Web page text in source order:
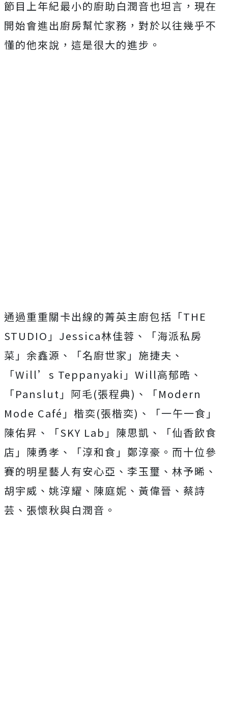
節目上年紀最小的廚助白潤音也坦言， 現在
開始會進出廚房幫忙家務，對於以往幾乎不
懂的他來說， 這是很大的進步。
通過重重關卡出線的菁英主廚包括「THE
STUDIO 」 Jessica林佳蓉、「海派私房
菜」余鑫源、「名廚世家」施捷夫、
「Will’s Teppanyaki 」 Will高郁晧、
「Panslut 」阿毛(張程典) 、「Modern
Mode Café 」楷奕(張楷奕) 、「一午一食」
陳佑昇、「SKY Lab 」陳思凱、「仙香飲食
店」陳勇孝、「淳和食」鄭淳豪。 而十位參
賽的明星藝人有安心亞、李玉璽、林予晞、
胡宇威、 姚淳耀、陳庭妮、黃偉晉、蔡詩
芸、張懷秋與白潤音。